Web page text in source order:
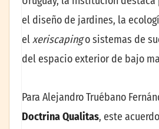
el diseño de jardines, la
elxeriscapingo sistemas de
del espacio exterior de bajo
Para Alejandro Truébano
Doctrina Qualitas, este